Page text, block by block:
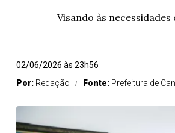
Visando às
02/06/2026 às 23h56
Por: Redação Fonte: Prefeitura de